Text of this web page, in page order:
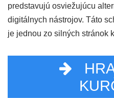
predstavujú osviežujúcu
digitálnych nástrojov. Táto
je jednou zo silných stránok